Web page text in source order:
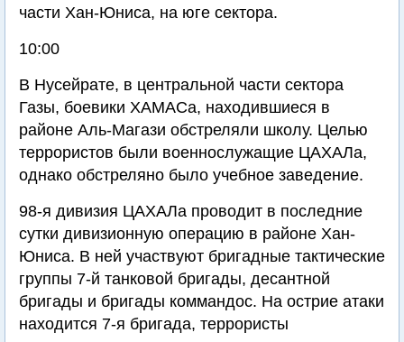
части Хан-Юниса, на юге сектора.
10:00
В Нусейрате, в центральной части сектора
Газы, боевики ХАМАСа, находившиеся в
районе Аль-Магази обстреляли школу. Целью
террористов были военнослужащие ЦАХАЛа,
однако обстреляно было учебное заведение.
98-я дивизия ЦАХАЛа проводит в последние
сутки дивизионную операцию в районе Хан-
Юниса. В ней участвуют бригадные тактические
группы 7-й танковой бригады, десантной
бригады и бригады коммандос. На острие атаки
находится 7-я бригада, террористы